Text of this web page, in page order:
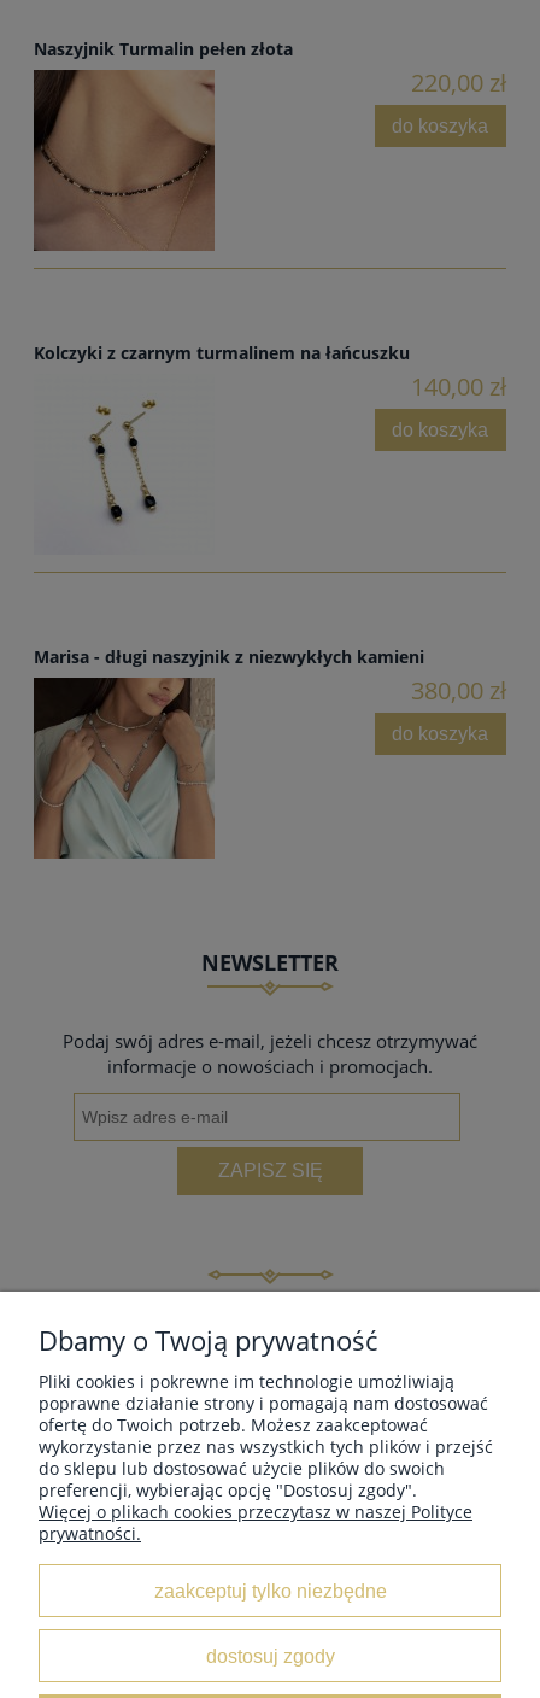
Naszyjnik Turmalin pełen złota
220,00 zł
do koszyka
Kolczyki z czarnym turmalinem na łańcuszku
140,00 zł
do koszyka
Marisa - długi naszyjnik z niezwykłych kamieni
380,00 zł
do koszyka
NEWSLETTER
Podaj swój adres e-mail, jeżeli chcesz otrzymywać
informacje o nowościach i promocjach.
ZAPISZ SIĘ
MOJE KONTO
PŁATNOŚCI I DOSTAWA
O NAS
Dbamy o Twoją prywatność
Pliki cookies i pokrewne im technologie umożliwiają
poprawne działanie strony i pomagają nam dostosować
ofertę do Twoich potrzeb. Możesz zaakceptować
wykorzystanie przez nas wszystkich tych plików i przejść
do sklepu lub dostosować użycie plików do swoich
preferencji, wybierając opcję "Dostosuj zgody".
Więcej o plikach cookies przeczytasz w naszej Polityce
prywatności.
zaakceptuj tylko niezbędne
dostosuj zgody